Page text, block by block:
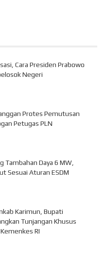
Cara Presiden Prabowo
Negeri
Protes Pemutusan
Petugas PLN
Tambahan Daya 6 MW,
Sesuai Aturan ESDM
Karimun, Bupati
Tunjangan Khusus
RI